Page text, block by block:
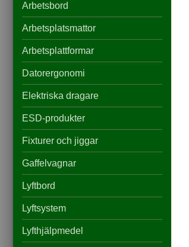
Arbetsbord
Arbetsplatsmattor
Arbetsplattformar
Datorergonomi
Elektriska dragare
ESD-produkter
Fixturer och jiggar
Gaffelvagnar
Lyftbord
Lyftsystem
Lyfthjälpmedel